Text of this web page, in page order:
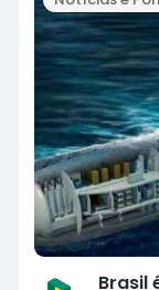
Brasil